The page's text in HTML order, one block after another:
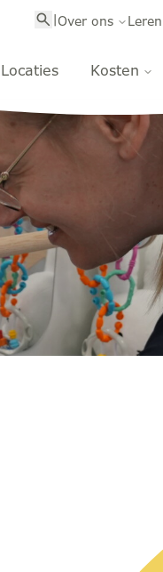
|Over ons
Locaties Kosten